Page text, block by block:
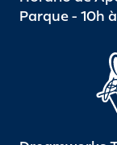
Parque - 10h